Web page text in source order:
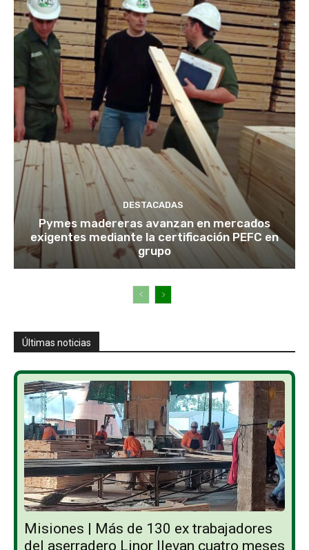
DESTACADAS
Pymes madereras avanzan en mercados
exigentes mediante la certificación PEFC en
grupo
Últimas noticias
Misiones | Más de 130 ex trabajadores
del aserradero Linor llevan cuatro meses